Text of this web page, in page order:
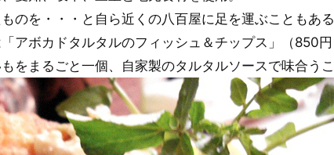
のを・・・と自ら近くの八百屋に足を運ぶこともある
アボカドタルタルのフィッシュ＆チップス」（850円
をまるごと一個、自家製のタルタルソースで味合うこ